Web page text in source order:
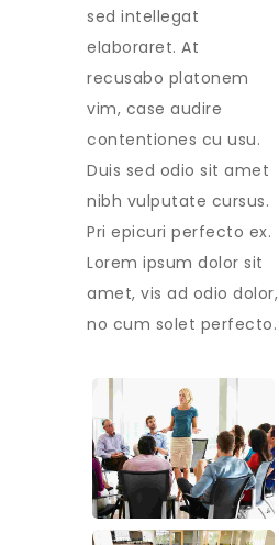
sed intellegat
elaboraret. At
recusabo platonem
vim, case audire
contentiones cu usu.
Duis sed odio sit amet
nibh vulputate cursus.
Pri epicuri perfecto ex.
Lorem ipsum dolor sit
amet, vis ad odio dolor,
no cum solet perfecto.